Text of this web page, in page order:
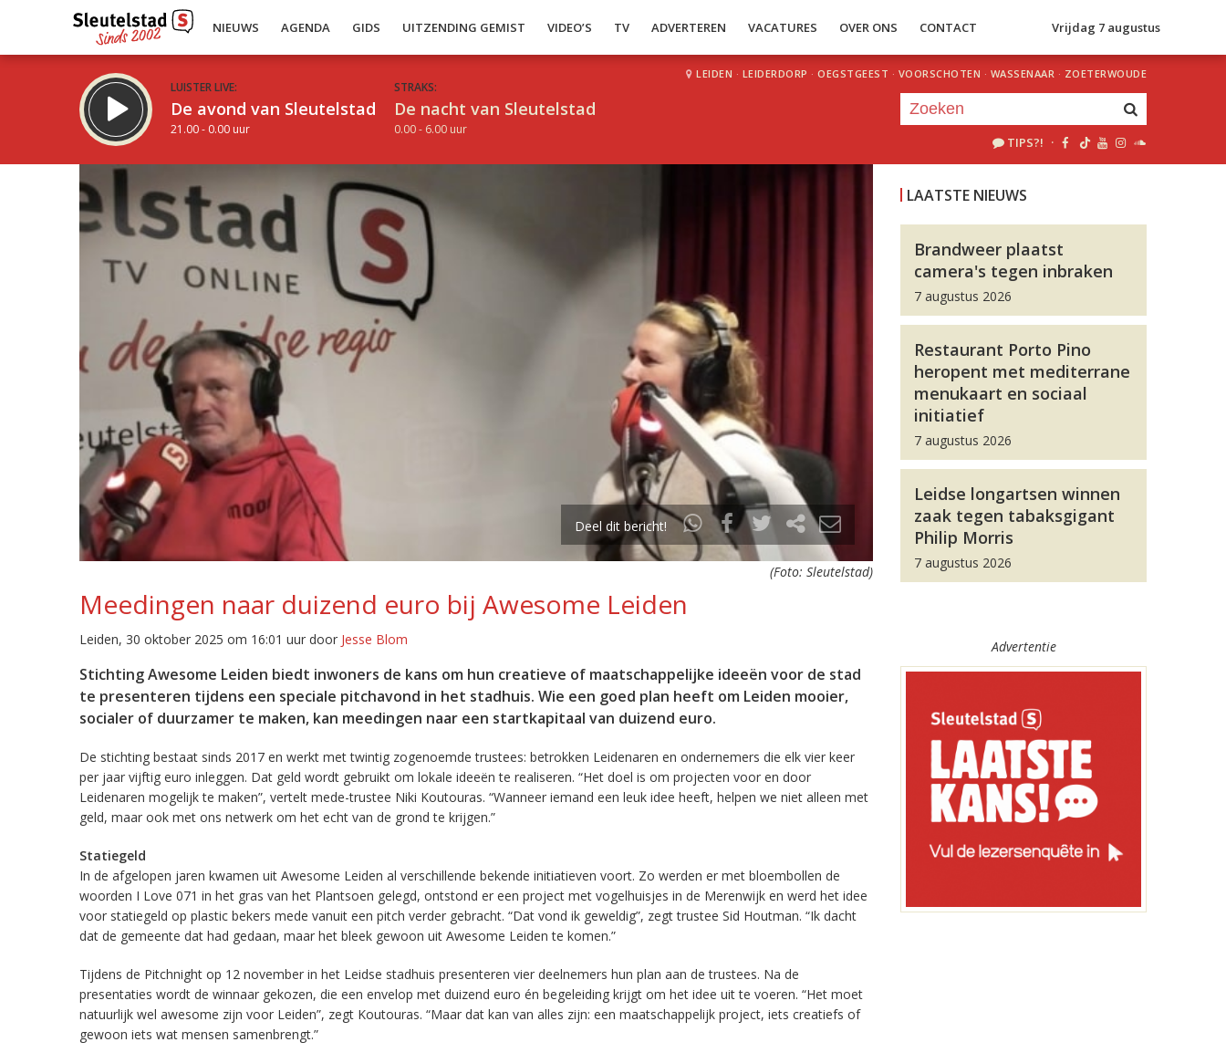
NIEUWS AGENDA GIDS UITZENDING GEMIST VIDEO’S TV ADVERTEREN VACATURES OVER ONS CONTACT Vrijdag 7 augustus
LUISTER LIVE:
De avond van Sleutelstad
21.00 - 0.00 uur
STRAKS:
De nacht van Sleutelstad
0.00 - 6.00 uur
LEIDEN · LEIDERDORP · OEGSTGEEST · VOORSCHOTEN · WASSENAAR · ZOETERWOUDE
TIPS?! ·
Inklappen
Deel dit bericht!
(Foto: Sleutelstad)
Meedingen naar duizend euro bij Awesome Leiden
Leiden, 30 oktober 2025 om 16:01 uur door Jesse Blom
Stichting Awesome Leiden biedt inwoners de kans om hun creatieve of maatschappelijke ideeën voor de stad
te presenteren tijdens een speciale pitchavond in het stadhuis. Wie een goed plan heeft om Leiden mooier,
socialer of duurzamer te maken, kan meedingen naar een startkapitaal van duizend euro.
De stichting bestaat sinds 2017 en werkt met twintig zogenoemde trustees: betrokken Leidenaren en ondernemers die elk vier keer
per jaar vijftig euro inleggen. Dat geld wordt gebruikt om lokale ideeën te realiseren. “Het doel is om projecten voor en door
Leidenaren mogelijk te maken”, vertelt mede-trustee Niki Koutouras. “Wanneer iemand een leuk idee heeft, helpen we niet alleen met
geld, maar ook met ons netwerk om het echt van de grond te krijgen.”
Statiegeld
In de afgelopen jaren kwamen uit Awesome Leiden al verschillende bekende initiatieven voort. Zo werden er met bloembollen de
woorden I Love 071 in het gras van het Plantsoen gelegd, ontstond er een project met vogelhuisjes in de Merenwijk en werd het idee
voor statiegeld op plastic bekers mede vanuit een pitch verder gebracht. “Dat vond ik geweldig”, zegt trustee Sid Houtman. “Ik dacht
dat de gemeente dat had gedaan, maar het bleek gewoon uit Awesome Leiden te komen.”
Tijdens de Pitchnight op 12 november in het Leidse stadhuis presenteren vier deelnemers hun plan aan de trustees. Na de
presentaties wordt de winnaar gekozen, die een envelop met duizend euro én begeleiding krijgt om het idee uit te voeren. “Het moet
natuurlijk wel awesome zijn voor Leiden”, zegt Koutouras. “Maar dat kan van alles zijn: een maatschappelijk project, iets creatiefs of
gewoon iets wat mensen samenbrengt.”
LAATSTE NIEUWS
Brandweer plaatst
camera's tegen inbraken
7 augustus 2026
Restaurant Porto Pino
heropent met mediterrane
menukaart en sociaal
initiatief
7 augustus 2026
Leidse longartsen winnen
zaak tegen tabaksgigant
Philip Morris
7 augustus 2026
Advertentie